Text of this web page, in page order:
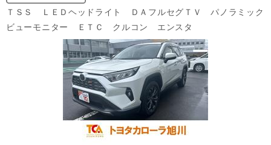
ＴＳＳ ＬＥＤヘッドライト ＤＡフルセグＴＶ パノラミック
ビューモニター ＥＴＣ クルコン エンスタ